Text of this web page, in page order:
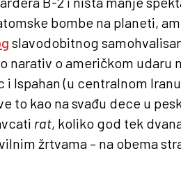
bombe na planeti,
slavodobitnog
narativ o američkom udaru
Ispahan (u centralnom
to kao na svađu dece u
rat, koliko god tek
žrtvama – na obema